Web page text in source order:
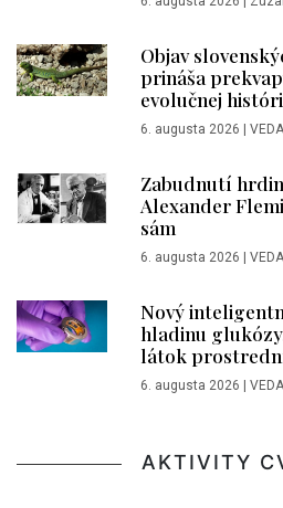
Objav
prináša
evolučnej
6. augusta 2026
Zabudnutí
Alexander
sám
6. augusta 2026
Nový
hladinu
látok
6. augusta 2026
AKTIVITY